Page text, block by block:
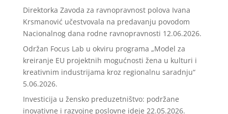
Direktorka Zavoda za ravnopravnost polova Ivana
Krsmanović učestvovala na predavanju povodom
Nacionalnog dana rodne ravnopravnosti 12.06.2026.
Održan Focus Lab u okviru programa „Model za
kreiranje EU projektnih mogućnosti žena u kulturi i
kreativnim industrijama kroz regionalnu saradnju“
5.06.2026.
Investicija u žensko preduzetništvo: podržane
inovativne i razvojne poslovne ideje 22.05.2026.